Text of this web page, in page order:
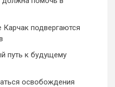
подвергаются
путь к будущему
освобождения